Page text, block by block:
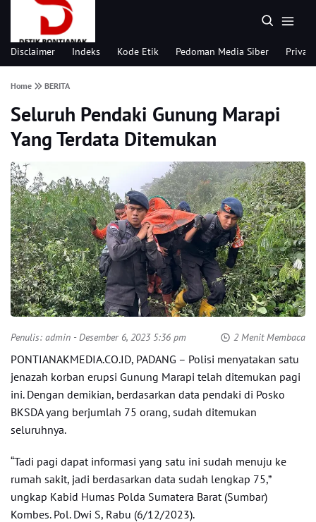
Disclaimer Indeks Kode Etik Pedoman Media Siber
Home BERITA
Seluruh Pendaki Gunung Marapi
Yang Terdata Ditemukan
Penulis: admin - Desember 6, 2023 5:36 pm 2 Menit Membaca
PONTIANAKMEDIA.CO.ID, PADANG – Polisi menyatakan satu
jenazah korban erupsi Gunung Marapi telah ditemukan pagi
ini. Dengan demikian, berdasarkan data pendaki di Posko
BKSDA yang berjumlah 75 orang, sudah ditemukan
seluruhnya.
“Tadi pagi dapat informasi yang satu ini sudah menuju ke
rumah sakit, jadi berdasarkan data sudah lengkap 75,”
ungkap Kabid Humas Polda Sumatera Barat (Sumbar)
Kombes. Pol. Dwi S, Rabu (6/12/2023).